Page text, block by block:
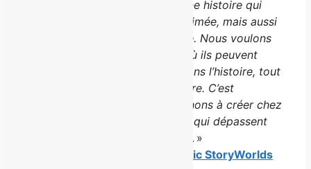
notre approche 360 degrés : une histoire qui
prend vie en format de série animée, mais aussi
dans une expérience interactive. Nous voulons
offrir aux enfants des univers où ils peuvent
vivre, explorer et s’immerger dans l’histoire, tout
en s’amusant de façon sécuritaire. C’est
exactement ce que nous cherchons à créer chez
Epic Storyworlds : des mondes qui dépassent
. »
Epic StoryWorlds